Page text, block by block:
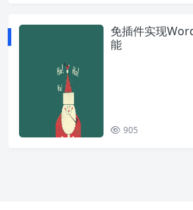
免插件实现
能
905